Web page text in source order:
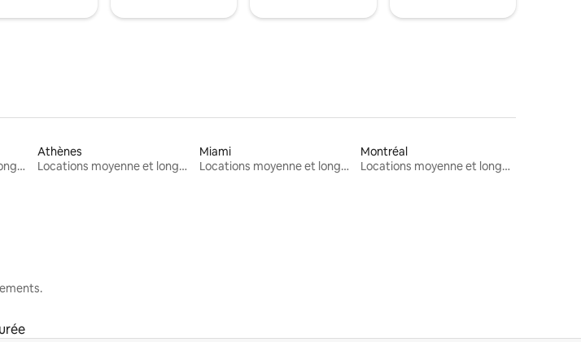
Locations moyenne et longue durée
Athènes
Locations moyenne et longue durée
Miami
Locations moyenne et longue durée
Montréal
Locations moyenne et longue durée